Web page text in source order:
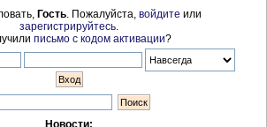
Гость. Пожалуйста, войдите или
зарегистрируйтесь
письмо с кодом активации?
Новости: